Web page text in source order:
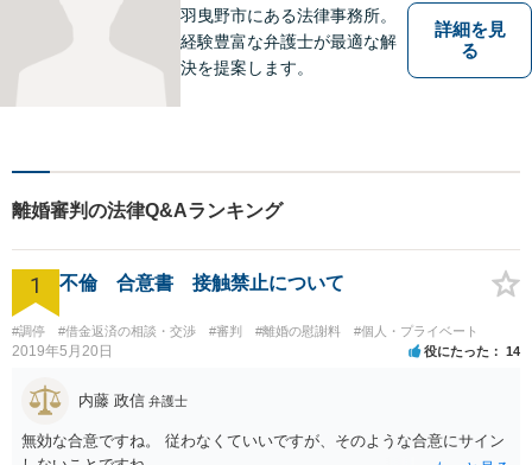
羽曳野市にある法律事務所。
経験豊富な弁護士が最適な解
決を提案します。
詳細を見
る
離婚審判の法律Q&Aランキング
1 不倫 合意書 接触禁止について
#調停 #借金返済の相談・交渉 #審判 #離婚の慰謝料 #個人・プライベート
2019年5月20日 役にたった 14
内藤 政信 弁護士
無効な合意ですね。 従わなくていいですが、そのような合意にサイン